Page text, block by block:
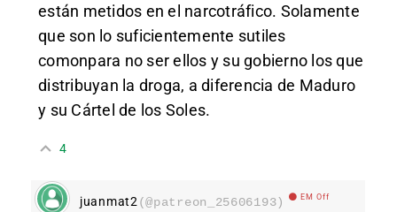
están metidos en el narcotráfico. Solamente
que son lo suficientemente sutiles
comonpara no ser ellos y su gobierno los que
distribuyan la droga, a diferencia de Maduro
y su Cártel de los Soles.
4
juanmat2 (@patreon_25606193) EM Off